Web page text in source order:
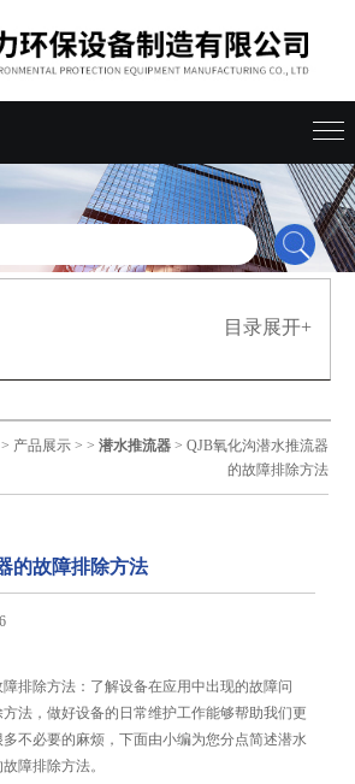
目录展开+
产品展示> > 潜水推流器> QJB氧化沟潜水推流器
的故障排除方法
的故障排除方法
排除方法：了解设备在应用中出现的故障问
法，做好设备的日常维护工作能够帮助我们更
不必要的麻烦，下面由小编为您分点简述潜水
障排除方法。